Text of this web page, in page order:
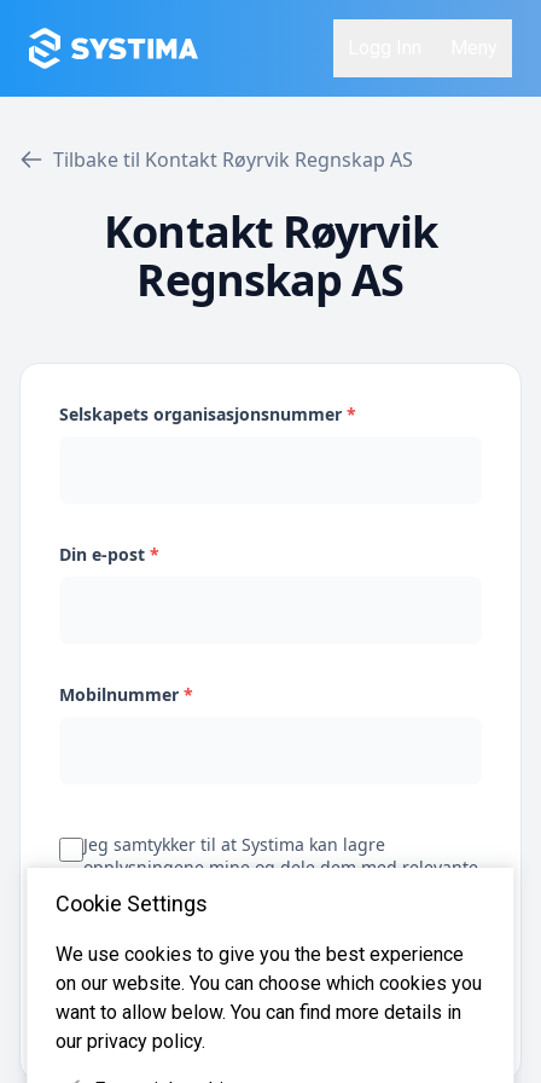
Tilbake til Kontakt Røyrvik Regnskap AS
Kontakt Røyrvik
Regnskap AS
Selskapets organisasjonsnummer *
Din e-post *
Mobilnummer *
Jeg samtykker til at Systima kan lagre
opplysningene mine og dele dem med relevante
regnskapsbyråer for å hjelpe meg å finne
regnskapsfører
Få tilbud
Cookie Settings
We use cookies to give you the best experience
on our website. You can choose which cookies you
want to allow below. You can find more details in
our privacy policy.